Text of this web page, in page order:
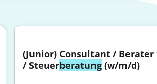
(Junior) Consultant / Berater
/ Steuerberatung (w/m/d)